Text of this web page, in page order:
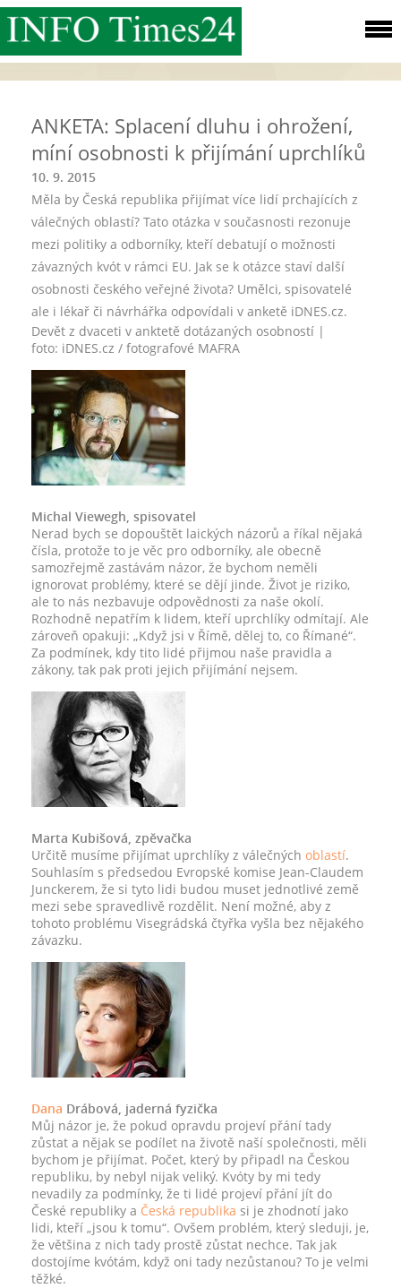
ANKETA: Splacení dluhu i ohrožení,
míní osobnosti k přijímání uprchlíků
10. 9. 2015
Měla by Česká republika přijímat více lidí prchajících z
válečných oblastí? Tato otázka v současnosti rezonuje
mezi politiky a odborníky, kteří debatují o možnosti
závazných kvót v rámci EU. Jak se k otázce staví další
osobnosti českého veřejné života? Umělci, spisovatelé
ale i lékař či návrhářka odpovídali v anketě iDNES.cz.
Devět z dvaceti v anktetě dotázaných osobností |
foto: iDNES.cz / fotografové MAFRA
Michal Viewegh, spisovatel
Nerad bych se dopouštět laických názorů a říkal nějaká
čísla, protože to je věc pro odborníky, ale obecně
samozřejmě zastávám názor, že bychom neměli
ignorovat problémy, které se dějí jinde. Život je riziko,
ale to nás nezbavuje odpovědnosti za naše okolí.
Rozhodně nepatřím k lidem, kteří uprchlíky odmítají. Ale
zároveň opakuji: „Když jsi v Římě, dělej to, co Římané“.
Za podmínek, kdy tito lidé přijmou naše pravidla a
zákony, tak pak proti jejich přijímání nejsem.
Marta Kubišová, zpěvačka
Určitě musíme přijímat uprchlíky z válečných oblastí.
Souhlasím s předsedou Evropské komise Jean-Claudem
Junckerem, že si tyto lidi budou muset jednotlivé země
mezi sebe spravedlivě rozdělit. Není možné, aby z
tohoto problému Visegrádská čtyřka vyšla bez nějakého
závazku.
Dana Drábová, jaderná fyzička
Můj názor je, že pokud opravdu projeví přání tady
zůstat a nějak se podílet na životě naší společnosti, měli
bychom je přijímat. Počet, který by připadl na Českou
republiku, by nebyl nijak veliký. Kvóty by mi tedy
nevadily za podmínky, že ti lidé projeví přání jít do
České republiky a Česká republika si je zhodnotí jako
lidi, kteří „jsou k tomu“. Ovšem problém, který sleduji, je,
že většina z nich tady prostě zůstat nechce. Tak jak
dostojíme kvótám, když oni tady nezůstanou? To je velmi
těžké.